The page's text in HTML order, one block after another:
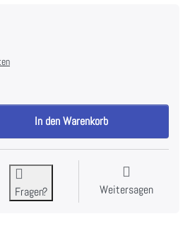
Plum Grove Rub-Ons 12"X12" 1/
In den Warenkorb
Fragen? Weitersagen